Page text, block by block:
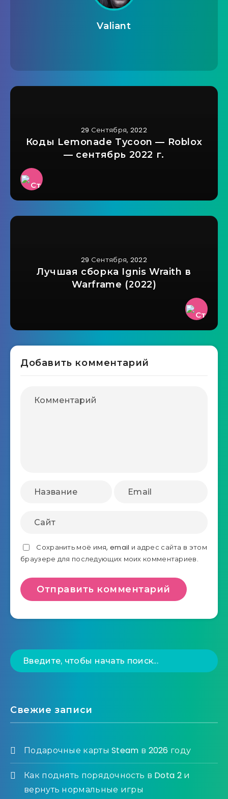
Valiant
29 Сентября, 2022
Коды Lemonade Tycoon — Roblox
— сентябрь 2022 г.
29 Сентября, 2022
Лучшая сборка Ignis Wraith в
Warframe (2022)
Добавить комментарий
Сохранить моё имя, email и адрес сайта в этом
браузере для последующих моих комментариев.
Свежие записи
Подарочные карты Steam в 2026 году
Как поднять порядочность в Dota 2 и
вернуть нормальные игры